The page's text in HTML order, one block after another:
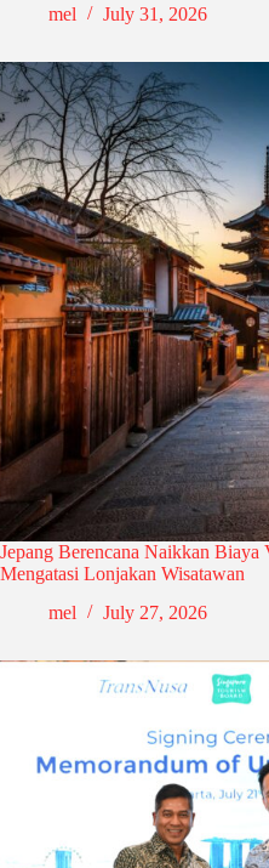
mel July 31, 2026
Jepang Berencana Naikkan Biaya
Mengatasi Lonjakan Wisatawan
mel
July 27, 2026